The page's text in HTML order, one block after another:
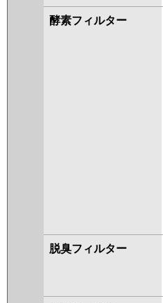
酵素フィルター
脱臭フィルター